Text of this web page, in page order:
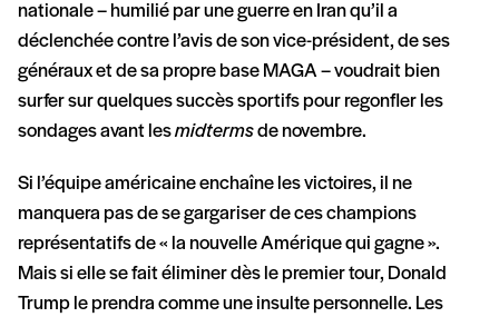
nationale – humilié par une guerre en Iran qu’il a
déclenchée contre l’avis de son vice-président, de ses
généraux et de sa propre base MAGA – voudrait bien
surfer sur quelques succès sportifs pour regonfler les
sondages avant lesmidtermsde novembre.
Si l’équipe américaine enchaîne les victoires, il ne
manquera pas de se gargariser de ces champions
représentatifs de « la nouvelle Amérique qui gagne ».
Mais si elle se fait éliminer dès le premier tour, Donald
Trump le prendra comme une insulte personnelle. Les